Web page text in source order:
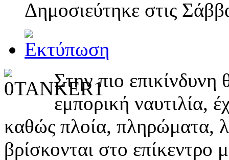
Δημοσιεύτηκε στις
Στην πιο
εμπορική ναυτιλία,
καθώς πλοία, πληρώματα,
βρίσκονται στο επίκεντρο